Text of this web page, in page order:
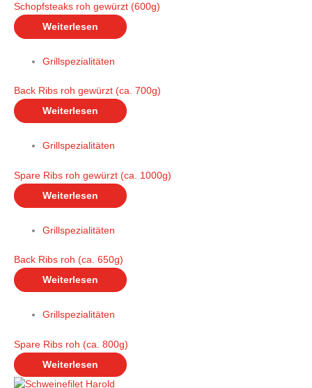
Schopfsteaks roh gewürzt (600g)
Weiterlesen
Grillspezialitäten
Back Ribs roh gewürzt (ca. 700g)
Weiterlesen
Grillspezialitäten
Spare Ribs roh gewürzt (ca. 1000g)
Weiterlesen
Grillspezialitäten
Back Ribs roh (ca. 650g)
Weiterlesen
Grillspezialitäten
Spare Ribs roh (ca. 800g)
Weiterlesen